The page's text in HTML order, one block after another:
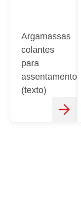
Argamassas
colantes
para
assentamento
(texto)